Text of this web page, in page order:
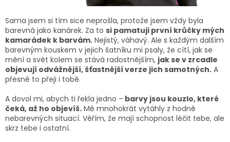
Sama jsem si tím sice neprošla, protože jsem vždy byla
barevná jako kanárek. Za to si pamatuji první krůčky mých
kamarádek k barvám. Nejistý, váhavý. Ale s každým dalším
barevným kouskem v jejich šatníku mi psaly, že cítí, jak se
mění a svět kolem se stává radostnějším, jak se v zrcadle
objevují odvážnější, šťastnější verze jich samotných. A
přesně to přeji i tobě.
A dovol mi, abych ti řekla jedno – barvy jsou kouzlo, které
čeká, až ho objevíš. Mě mnohokrát vytáhly z hodně
nebarevných situací. Věřím, že mají schopnost léčit tebe, ale
skrz tebe i ostatní.